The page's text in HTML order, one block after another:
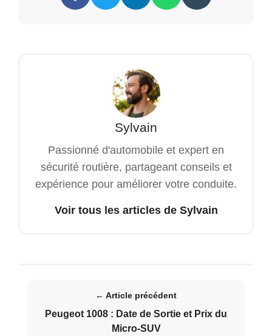
Sylvain
Passionné d'automobile et expert en
sécurité routière, partageant conseils et
expérience pour améliorer votre conduite.
Voir tous les articles de Sylvain
← Article précédent
Peugeot 1008 : Date de Sortie et Prix du
Micro-SUV